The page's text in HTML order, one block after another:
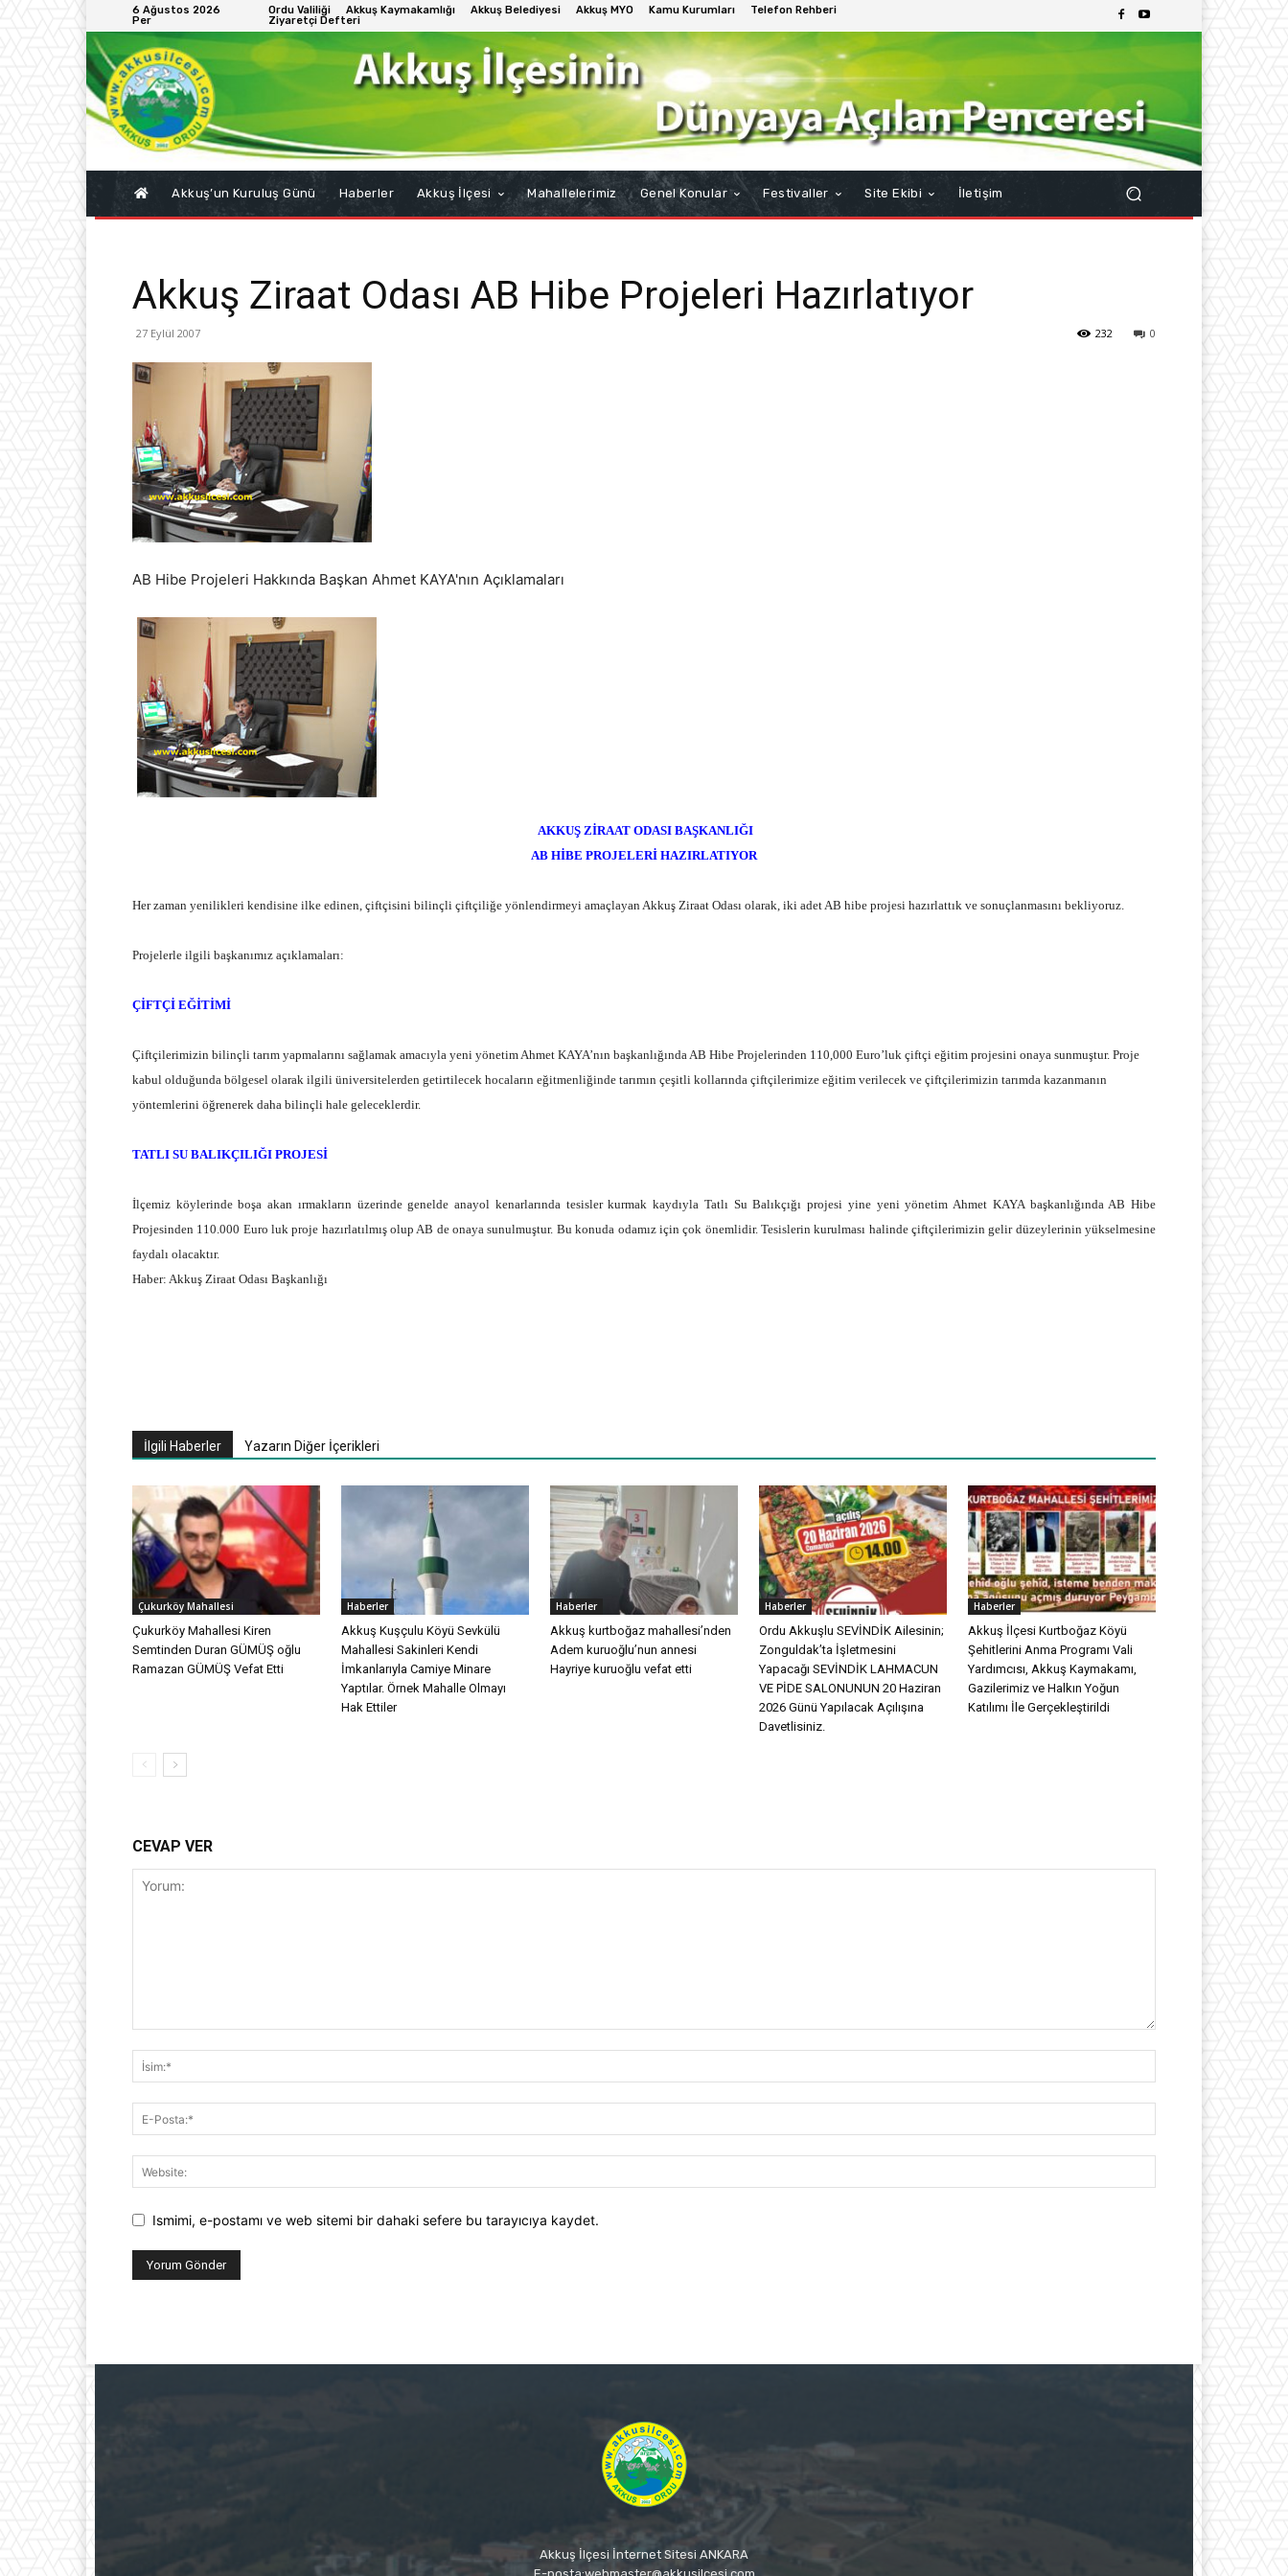
6 Ağustos 2026
Per
Ordu Valiliği Akkuş Kaymakamlığı Akkuş Belediyesi Akkuş MYO Kamu Kurumları
Telefon Rehberi
Ziyaretçi Defteri
Akkuş’un Kuruluş Günü Haberler Akkuş İlçesi Mahallelerimiz Genel Konular Festivaller Site Ekibi İletişim
Akkuş Ziraat Odası AB Hibe Projeleri Hazırlatıyor
27 Eylül 2007 0
232
AB Hibe Projeleri Hakkında Başkan Ahmet KAYA'nın Açıklamaları
AKKUŞ ZİRAAT ODASI BAŞKANLIĞI
AB HİBE PROJELERİ HAZIRLATIYOR
Her zaman yenilikleri kendisine ilke edinen, çiftçisini bilinçli çiftçiliğe yönlendirmeyi amaçlayan Akkuş Ziraat Odası olarak, iki adet AB hibe projesi hazırlattık ve sonuçlanmasını bekliyoruz.
Projelerle ilgili başkanımız açıklamaları:
ÇİFTÇİ EĞİTİMİ
Çiftçilerimizin bilinçli tarım yapmalarını sağlamak amacıyla yeni yönetim Ahmet KAYA’nın başkanlığında AB Hibe Projelerinden 110,000 Euro’luk çiftçi eğitim projesini onaya sunmuştur. Proje
kabul olduğunda bölgesel olarak ilgili üniversitelerden getirtilecek hocaların eğitmenliğinde tarımın çeşitli kollarında çiftçilerimize eğitim verilecek ve çiftçilerimizin tarımda kazanmanın
yöntemlerini öğrenerek daha bilinçli hale geleceklerdir.
TATLI SU BALIKÇILIĞI PROJESİ
İlçemiz köylerinde boşa akan ırmakların üzerinde genelde anayol kenarlarında tesisler kurmak kaydıyla Tatlı Su Balıkçığı projesi yine yeni yönetim Ahmet KAYA başkanlığında AB Hibe
Projesinden 110.000 Euro luk proje hazırlatılmış olup AB de onaya sunulmuştur. Bu konuda odamız için çok önemlidir. Tesislerin kurulması halinde çiftçilerimizin gelir düzeylerinin yükselmesine
faydalı olacaktır.
Haber: Akkuş Ziraat Odası Başkanlığı
İlgili Haberler Yazarın Diğer İçerikleri
Çukurköy Mahallesi
Çukurköy Mahallesi Kiren
Semtinden Duran GÜMÜŞ oğlu
Ramazan GÜMÜŞ Vefat Etti
Haberler
Akkuş Kuşçulu Köyü Sevkülü
Mahallesi Sakinleri Kendi
İmkanlarıyla Camiye Minare
Yaptılar. Örnek Mahalle Olmayı
Hak Ettiler
Haberler
Akkuş kurtboğaz mahallesi’nden
Adem kuruoğlu’nun annesi
Hayriye kuruoğlu vefat etti
Haberler
Ordu Akkuşlu SEVİNDİK Ailesinin;
Zonguldak’ta İşletmesini
Yapacağı SEVİNDİK LAHMACUN
VE PİDE SALONUNUN 20 Haziran
2026 Günü Yapılacak Açılışına
Davetlisiniz.
Haberler
Akkuş İlçesi Kurtboğaz Köyü
Şehitlerini Anma Programı Vali
Yardımcısı, Akkuş Kaymakamı,
Gazilerimiz ve Halkın Yoğun
Katılımı İle Gerçekleştirildi
CEVAP VER
Ismimi, e-postamı ve web sitemi bir dahaki sefere bu tarayıcıya kaydet.
Akkuş İlçesi İnternet Sitesi ANKARA